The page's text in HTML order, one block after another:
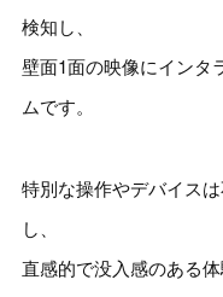
検知し、
壁面1面の映像にインタ
ムです。
特別な操作やデバイス
し、
直感的で没入感のある体